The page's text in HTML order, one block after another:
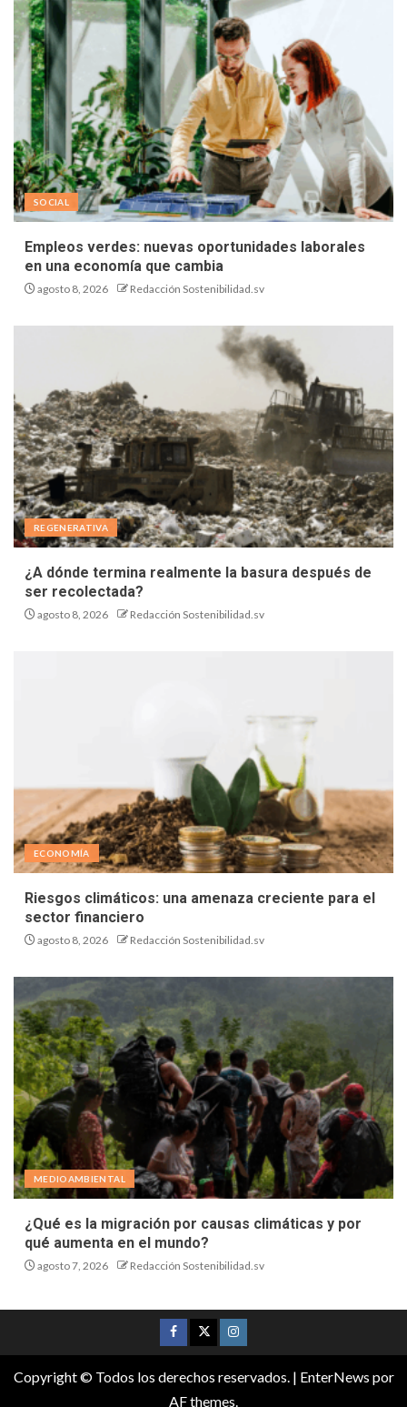
SOCIAL
Empleos verdes: nuevas oportunidades laborales
en una economía que cambia
agosto 8, 2026 Redacción Sostenibilidad.sv
REGENERATIVA
¿A dónde termina realmente la basura después de
ser recolectada?
agosto 8, 2026 Redacción Sostenibilidad.sv
ECONOMÍA
Riesgos climáticos: una amenaza creciente para el
sector financiero
agosto 8, 2026 Redacción Sostenibilidad.sv
MEDIOAMBIENTAL
¿Qué es la migración por causas climáticas y por
qué aumenta en el mundo?
agosto 7, 2026 Redacción Sostenibilidad.sv
Copyright © Todos los derechos reservados. | EnterNews por
AF themes.